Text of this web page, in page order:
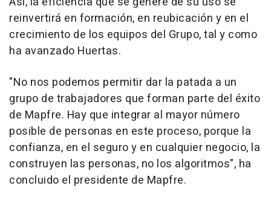
reinvertirá en formación, en reubicación y en el
crecimiento de los equipos del Grupo, tal y como
ha avanzado Huertas.
"No nos podemos permitir dar la patada a un
grupo de trabajadores que forman parte del éxito
de Mapfre. Hay que integrar al mayor número
posible de personas en este proceso, porque la
confianza, en el seguro y en cualquier negocio, la
construyen las personas, no los algoritmos", ha
concluido el presidente de Mapfre.